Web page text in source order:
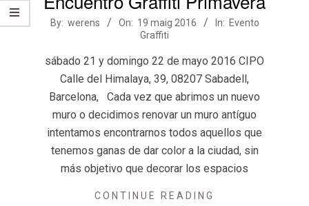
2016-
19
By: werens On: 19 maig 2016 In: Evento
Graffiti
sábado 21 y domingo 22 de mayo 2016 CIPO
Calle del Himalaya, 39, 08207 Sabadell,
Barcelona, Cada vez que abrimos un nuevo
muro o decidimos renovar un muro antíguo
intentamos encontrarnos todos aquellos que
tenemos ganas de dar color a la ciudad, sin
más objetivo que decorar los espacios
CONTINUE READING